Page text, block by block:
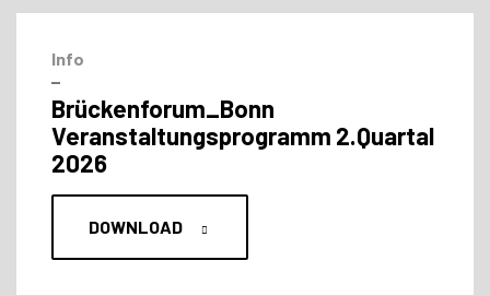
Info
–
Brückenforum_Bonn
Veranstaltungs­programm 2.Quartal
2026
DOWNLOAD